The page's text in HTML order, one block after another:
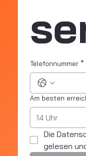
Telefonnummer *
Am besten
Die
gelesen